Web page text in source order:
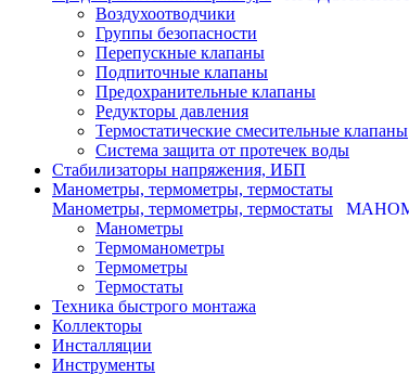
Воздухоотводчики
Группы безопасности
Перепускные клапаны
Подпиточные клапаны
Предохранительные клапаны
Редукторы давления
Термостатические смесительные клапаны
Система защита от протечек воды
Стабилизаторы напряжения, ИБП
Манометры, термометры, термостаты
Манометры, термометры, термостаты
Манометры
Термоманометры
Термометры
Термостаты
Техника быстрого монтажа
Коллекторы
Инсталляции
Инструменты